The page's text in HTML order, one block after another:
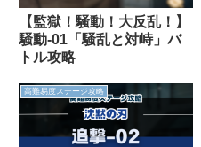
【監獄！騒動！大反乱！】
騒動-01「騒乱と対峙」バ
トル攻略
高難易度ステージ攻略